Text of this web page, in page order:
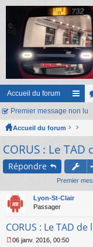
Accueil du forum
ac
co
ur
ci
s
Premier message non lu
Accueil du forum
CORUS : Le
Répondre
Premier
Lyon-St-Clair
Passager
CORUS : Le TAD
06 janv. 2016, 00:50